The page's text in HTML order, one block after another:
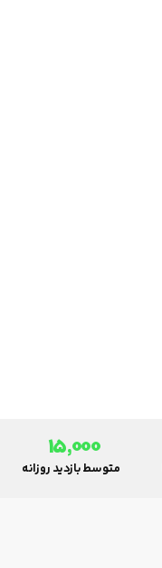
15,000
متوسط بازدید روزانه